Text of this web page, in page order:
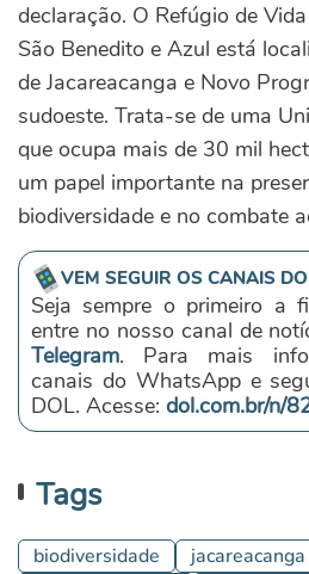
declaração. O Refúgio de
São Benedito e Azul está
de Jacareacanga e Novo
sudoeste. Trata-se de uma
que ocupa mais de 30 mil
um papel importante na
biodiversidade e no combate
VEM SEGUIR OS CANAIS
Seja sempre o primeiro a
entre no nosso canal de
Telegram. Para mais
canais do WhatsApp e
DOL. Acesse: dol.com.br/n/
Tags
biodiversidade jacareacanga